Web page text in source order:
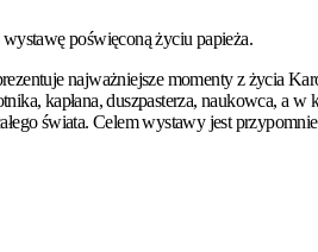
poświęconą życiu papieża.
najważniejsze momenty z życia
kapłana, duszpasterza, naukowca, a w
świata. Celem wystawy jest